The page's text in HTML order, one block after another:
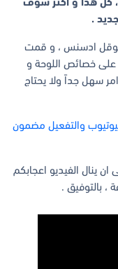
كل هذا و اكثر سوف
.
قوقل ادسنس ، و قمت
على خصائص اللوحة و
سهل جداً ولا يحتاج
والتفعيل مضمون
ينال الفيديو اعجابكم
، بالتوفيق .